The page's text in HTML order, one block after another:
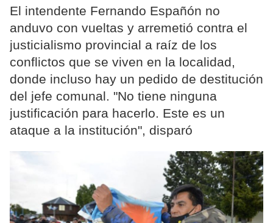
El intendente Fernando Españón no
anduvo con vueltas y arremetió contra el
justicialismo provincial a raíz de los
conflictos que se viven en la localidad,
donde incluso hay un pedido de destitución
del jefe comunal. "No tiene ninguna
justificación para hacerlo. Este es un
ataque a la institución", disparó